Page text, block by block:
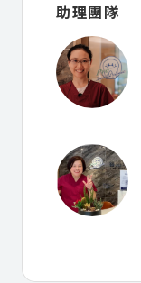
助理團隊